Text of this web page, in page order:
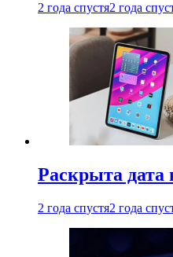
2 года спустя2 года
Раскрыта дата
2 года спустя2 года